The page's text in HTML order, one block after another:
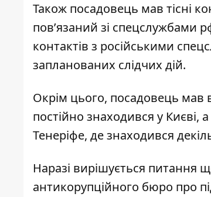
Також посадовець мав тісні
пов’язаний зі спецслужбами
контактів з російськими
запланованих слідчих дій.
Окрім цього, посадовець мав
постійно знаходився у Києві,
Тенеріфе, де знаходився
Наразі вирішується питання
антикорупційного бюро про